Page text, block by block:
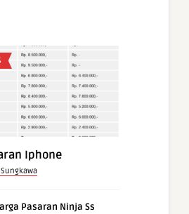
Iphone
Pasaran Ninja Ss